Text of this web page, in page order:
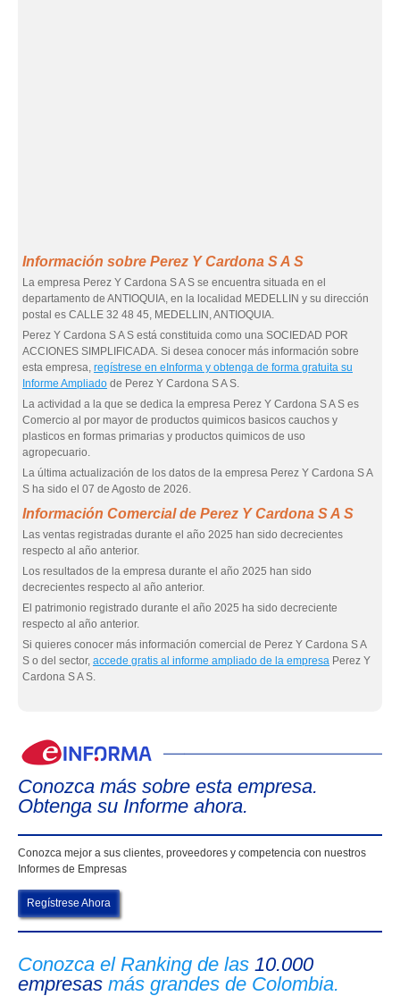
Información sobre Perez Y Cardona S A S
La empresa Perez Y Cardona S A S se encuentra situada en el
departamento de ANTIOQUIA, en la localidad MEDELLIN y su dirección
postal es CALLE 32 48 45, MEDELLIN, ANTIOQUIA.
Perez Y Cardona S A S está constituida como una SOCIEDAD POR
ACCIONES SIMPLIFICADA. Si desea conocer más información sobre
esta empresa, regístrese en eInforma y obtenga de forma gratuita su
Informe Ampliado de Perez Y Cardona S A S.
La actividad a la que se dedica la empresa Perez Y Cardona S A S es
Comercio al por mayor de productos quimicos basicos cauchos y
plasticos en formas primarias y productos quimicos de uso
agropecuario.
La última actualización de los datos de la empresa Perez Y Cardona S A
S ha sido el 07 de Agosto de 2026.
Información Comercial de Perez Y Cardona S A S
Las ventas registradas durante el año 2025 han sido decrecientes
respecto al año anterior.
Los resultados de la empresa durante el año 2025 han sido
decrecientes respecto al año anterior.
El patrimonio registrado durante el año 2025 ha sido decreciente
respecto al año anterior.
Si quieres conocer más información comercial de Perez Y Cardona S A
S o del sector, accede gratis al informe ampliado de la empresa Perez Y
Cardona S A S.
Conozca más sobre esta empresa.
Obtenga su Informe ahora.
Conozca mejor a sus clientes, proveedores y competencia con nuestros
Informes de Empresas
Regístrese Ahora
Conozca el Ranking de las 10.000
empresas más grandes de Colombia.